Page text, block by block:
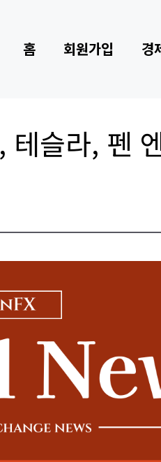
홈 회원가입 경
슬라, 펜